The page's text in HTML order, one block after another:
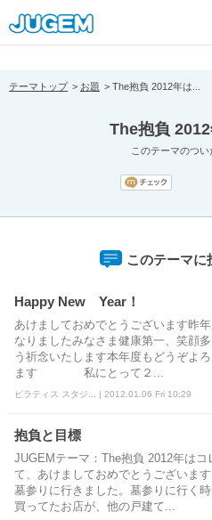
[pear_error: message="Success"
prefix="" info=""]
テーマトップ お題 The抱負 2012年は...
The抱負 2012
このテーマのつ
このテーマに
Happy New Year！
あけましておめでとうございます昨
なりましたみなさま健康第一、笑顔
う祈念いたします本年度もどうぞよ
ます 私にとって２...
ピラティス スタジ... | 2012.01.06 Fri 10:29
抱負と目標
JUGEMテーマ：The抱負 2012年はコ
て、あけましておめでとうございま
墓参りに行きました。墓参りに行く
買ってたお店が、他の戸建て...